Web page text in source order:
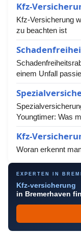
Kfz-
Kfz-Versicherung
zu beachten ist
einem Unfall
Youngtimer: Was
Kfz-
Woran erkennt
EXPERTEN IN
Kfz-versicherung
in Bremerhaven